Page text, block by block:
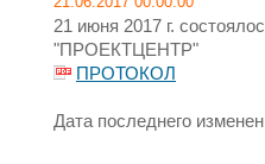
21 июня 2017 г.
"ПРОЕКТЦЕНТР"
ПРОТОКОЛ
Дата последнего